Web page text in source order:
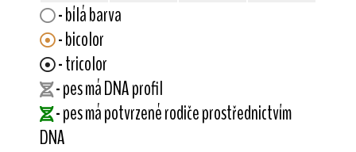
- bílá barva
- bicolor
- tricolor
- pes má DNA profil
- pes má potvrzené rodiče prostřednictvím
DNA